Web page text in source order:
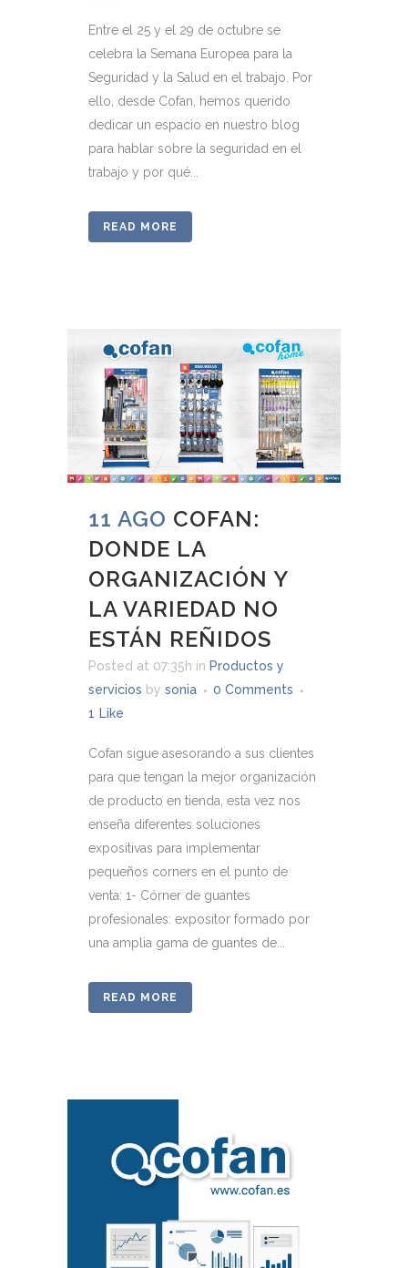
Entre el 25 y el 29 de octubre se
celebra la Semana Europea para la
Seguridad y la Salud en el trabajo. Por
ello, desde Cofan, hemos querido
dedicar un espacio en nuestro blog
para hablar sobre la seguridad en el
trabajo y por qué...
READ MORE
11 AGO COFAN:
DONDE LA
ORGANIZACIÓN Y
LA VARIEDAD NO
ESTÁN REÑIDOS
Posted at 07:35h in Productos y
servicios by sonia
0 Comments
1 Like
Cofan sigue asesorando a sus clientes
para que tengan la mejor organización
de producto en tienda, esta vez nos
enseña diferentes soluciones
expositivas para implementar
pequeños corners en el punto de
venta: 1- Córner de guantes
profesionales: expositor formado por
una amplia gama de guantes de...
READ MORE